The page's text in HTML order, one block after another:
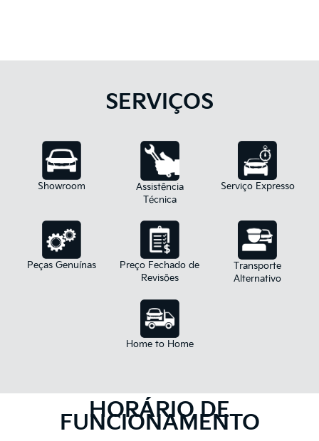
SERVIÇOS
Showroom
Assistência
Técnica
Serviço Expresso
Peças Genuínas
Preço Fechado de
Revisões
Transporte
Alternativo
Home to Home
HORÁRIO DE
FUNCIONAMENTO